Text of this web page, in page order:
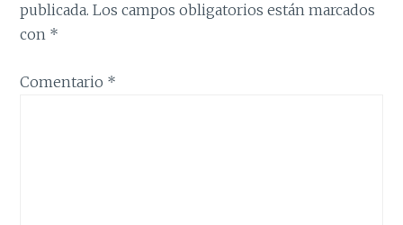
publicada. Los campos obligatorios están marcados
con *
Comentario *